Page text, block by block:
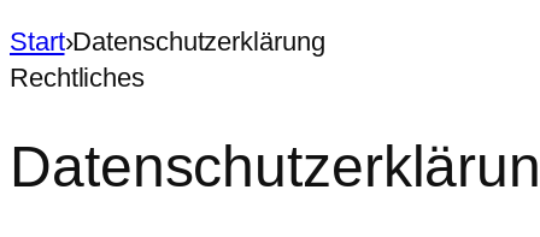
Start›Datenschutzerklärung
Rechtliches